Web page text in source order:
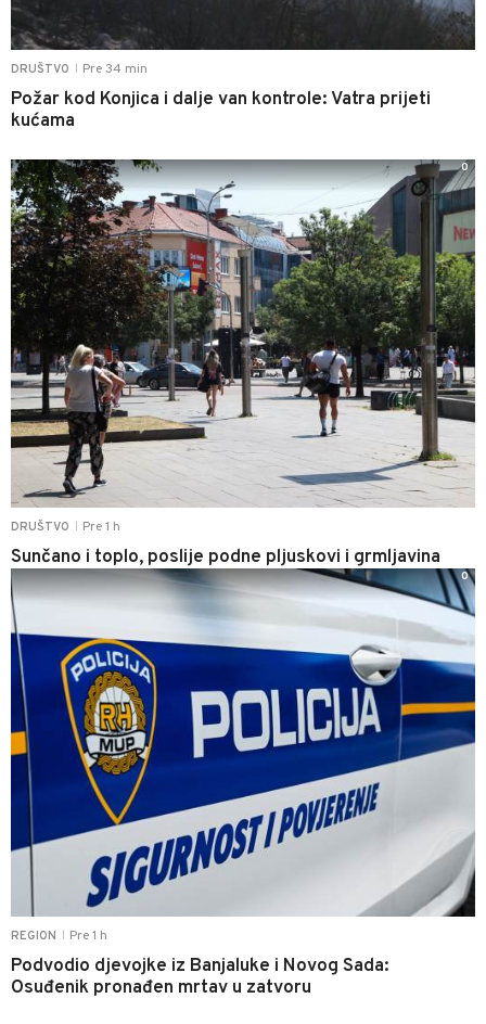
DRUŠTVO Pre 34 min
Požar kod Konjica i dalje van kontrole: Vatra prijeti
kućama
DRUŠTVO Pre 1 h
Sunčano i toplo, poslije podne pljuskovi i grmljavina
0
REGION Pre 1 h
Podvodio djevojke iz Banjaluke i Novog Sada:
Osuđenik pronađen mrtav u zatvoru
0